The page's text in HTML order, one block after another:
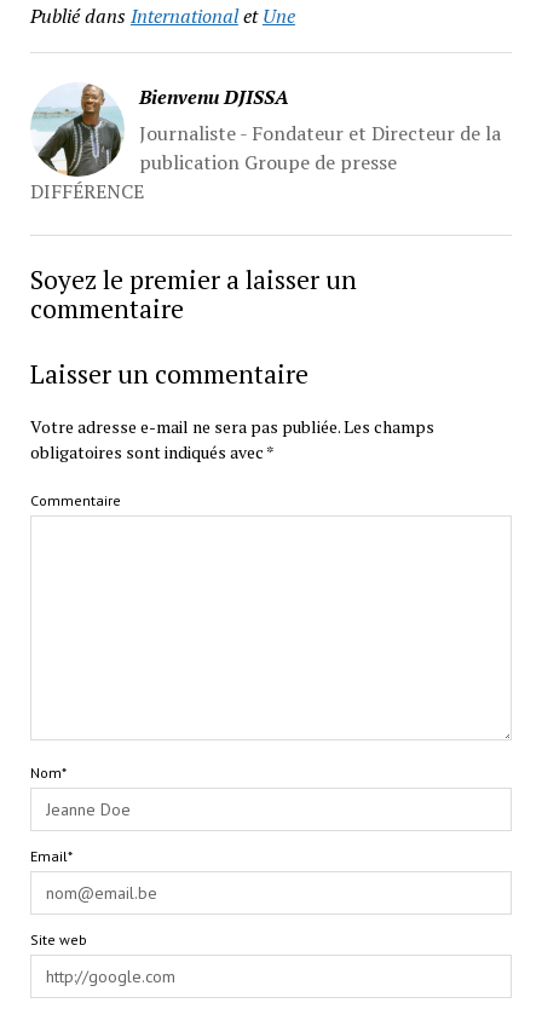
Publié dansInternationaletUne
Bienvenu DJISSA
Journaliste - Fondateur et Directeur de la
publication Groupe de presse
DIFFÉRENCE
Soyez le premier a laisser un
commentaire
Laisser un commentaire
Votre adresse e-mail ne sera pas publiée.Les champs
obligatoires sont indiqués avec *
Commentaire
Nom*
Email*
Site web